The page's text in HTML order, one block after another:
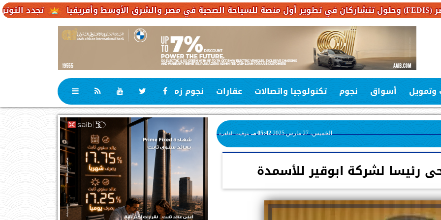
تجدد التوترات يخفض صادرات
وتمويل أسواق نجوم تكنولوجيا واتصالات عقارات نجوم زمان رياضة
الخميس، 27 مارس 2025 05:42 مـ بتوقيت القاهرة
رئيسا لشركة ابوقير للأسمدة